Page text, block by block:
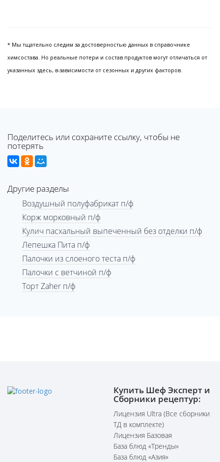
* Мы тщательно следим за достоверностью данных в справочнике
химсостава. Но реальные потери и состав продуктов могут отличаться от
указанных здесь, в-зависимости от сезонных и других факторов.
Поделитесь или сохраните ссылку, чтобы не
потерять
Другие разделы
Воздушный полуфабрикат п/ф
Корж морковный п/ф
Кулич пасхальный выпеченный без отделки п/ф
Лепешка Пита п/ф
Палочки из слоеного теста п/ф
Палочки с ветчиной п/ф
Торт Zaher п/ф
Купить Шеф Эксперт и
Сборники рецептур:
Лицензия Ultra (Все сборники
ТД в комплекте)
Лицензия Базовая
База блюд «Тренды»
База блюд «Азия»